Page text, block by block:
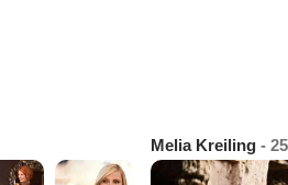
Melia Kreiling - 25